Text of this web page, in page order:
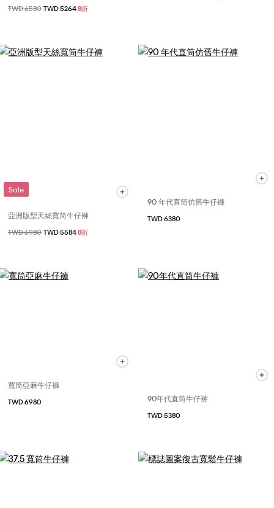
價格扣減從
TWD 6580 至
TWD 52648折
Sale
亞洲版型天絲寬筒牛仔褲
價格扣減從
TWD 6980 至
TWD 55848折
90 年代直筒仿舊牛仔褲
TWD 6380
寬筒亞麻牛仔褲
TWD 6980 90年代直筒牛仔褲
TWD 5380